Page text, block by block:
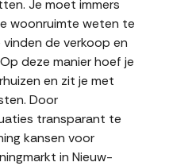
Je moet immers
woonruimte weten te
de verkoop en
deze manier hoef je
en zit je met
Door
transparant te
kansen voor
in Nieuw-